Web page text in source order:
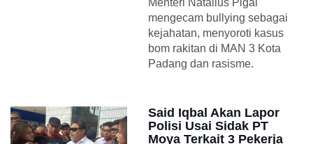
Menteri Natalius Pigai
mengecam bullying sebagai
kejahatan, menyoroti kasus
bom rakitan di MAN 3 Kota
Padang dan rasisme.
Said Iqbal Akan Lapor
Polisi Usai Sidak PT
Moya Terkait 3 Pekerja